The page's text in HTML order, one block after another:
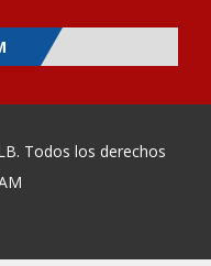
. Todos los derechos